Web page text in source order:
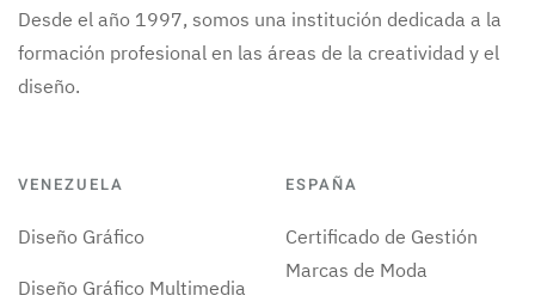
Desde el año 1997, somos una institución dedicada a la
formación profesional en las áreas de la creatividad y el
diseño.
VENEZUELA
Diseño Gráfico
Diseño Gráfico Multimedia
ESPAÑA
Certificado de Gestión
Marcas de Moda